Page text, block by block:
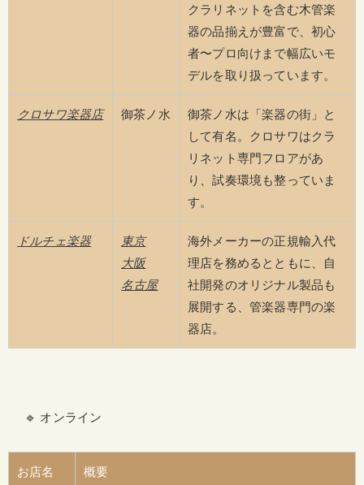
クラリネットを含む木管楽
器の品揃えが豊富で、初心
者〜プロ向けまで幅広いモ
デルを取り扱っています。
クロサワ楽器店 御茶ノ水
御茶ノ水は「楽器の街」と
して有名。クロサワはクラ
リネット専門フロアがあ
り、試奏環境も整っていま
す。
ドルチェ楽器
東京
大阪
名古屋
海外メーカーの正規輸入代
理店を務めるとともに、自
社開発のオリジナル製品も
展開する、管楽器専門の楽
器店。
🔹 オンライン
お店名 概要